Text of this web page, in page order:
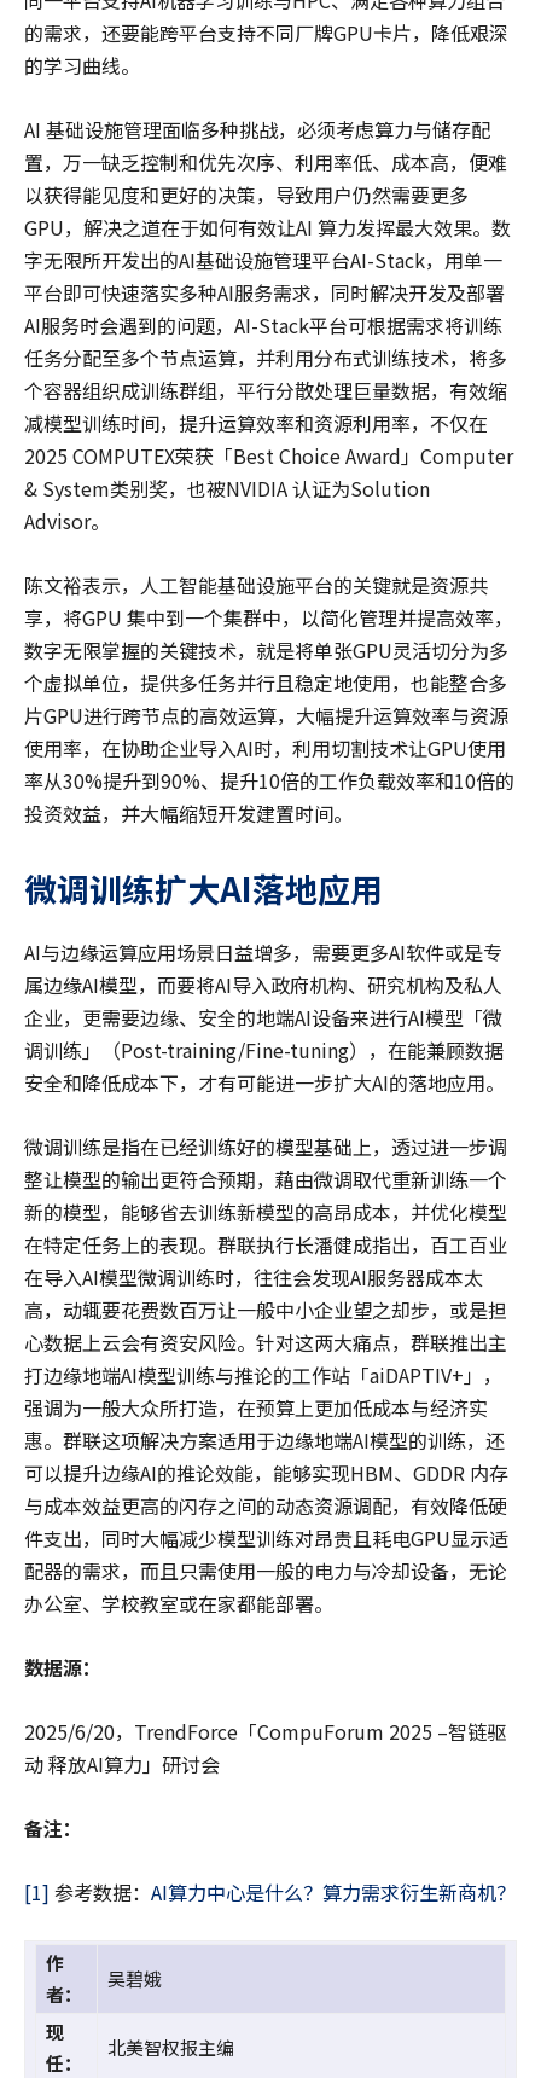
的需求，还要能跨平台支持不同厂牌GPU卡片，降低艰深
的学习曲线。
AI 基础设施管理面临多种挑战，必须考虑算力与储存配
置，万一缺乏控制和优先次序、利用率低、成本高，便难
以获得能见度和更好的决策，导致用户仍然需要更多
GPU，解决之道在于如何有效让AI 算力发挥最大效果。数
字无限所开发出的AI基础设施管理平台AI-Stack，用单一
平台即可快速落实多种AI服务需求，同时解决开发及部署
AI服务时会遇到的问题，AI-Stack平台可根据需求将训练
任务分配至多个节点运算，并利用分布式训练技术，将多
个容器组织成训练群组，平行分散处理巨量数据，有效缩
减模型训练时间，提升运算效率和资源利用率，不仅在
2025 COMPUTEX荣获「Best Choice Award」Computer
& System类别奖，也被NVIDIA 认证为Solution
Advisor。
陈文裕表示，人工智能基础设施平台的关键就是资源共
享，将GPU 集中到一个集群中，以简化管理并提高效率，
数字无限掌握的关键技术，就是将单张GPU灵活切分为多
个虚拟单位，提供多任务并行且稳定地使用，也能整合多
片GPU进行跨节点的高效运算，大幅提升运算效率与资源
使用率，在协助企业导入AI时，利用切割技术让GPU使用
率从30%提升到90%、提升10倍的工作负载效率和10倍的
投资效益，并大幅缩短开发建置时间。
微调训练扩大AI落地应用
AI与边缘运算应用场景日益增多，需要更多AI软件或是专
属边缘AI模型，而要将AI导入政府机构、研究机构及私人
企业，更需要边缘、安全的地端AI设备来进行AI模型「微
调训练」（Post-training/Fine-tuning），在能兼顾数据
安全和降低成本下，才有可能进一步扩大AI的落地应用。
微调训练是指在已经训练好的模型基础上，透过进一步调
整让模型的输出更符合预期，藉由微调取代重新训练一个
新的模型，能够省去训练新模型的高昂成本，并优化模型
在特定任务上的表现。群联执行长潘健成指出，百工百业
在导入AI模型微调训练时，往往会发现AI服务器成本太
高，动辄要花费数百万让一般中小企业望之却步，或是担
心数据上云会有资安风险。针对这两大痛点，群联推出主
打边缘地端AI模型训练与推论的工作站「aiDAPTIV+」，
强调为一般大众所打造，在预算上更加低成本与经济实
惠。群联这项解决方案适用于边缘地端AI模型的训练，还
可以提升边缘AI的推论效能，能够实现HBM、GDDR 内存
与成本效益更高的闪存之间的动态资源调配，有效降低硬
件支出，同时大幅减少模型训练对昂贵且耗电GPU显示适
配器的需求，而且只需使用一般的电力与冷却设备，无论
办公室、学校教室或在家都能部署。
数据源：
2025/6/20，TrendForce「CompuForum 2025 –智链驱
动 释放AI算力」研讨会
备注：
[1] 参考数据： AI算力中心是什么？算力需求衍生新商机？
作
者：
吴碧娥
现
任：
北美智权报主编